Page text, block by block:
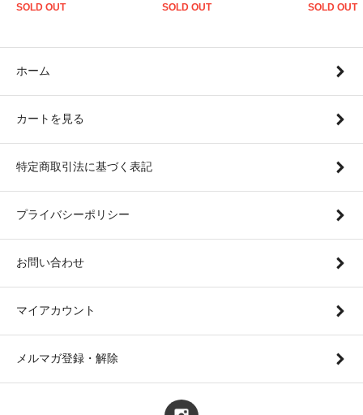
SOLD OUT
SOLD OUT
SOLD OUT
ホーム
カートを見る
特定商取引法に基づく表記
プライバシーポリシー
お問い合わせ
マイアカウント
メルマガ登録・解除